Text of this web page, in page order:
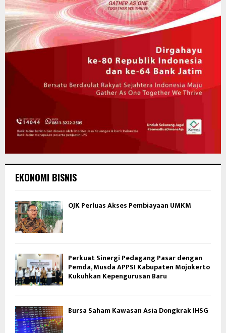
EKONOMI BISNIS
OJK Perluas Akses Pembiayaan UMKM
Perkuat Sinergi Pedagang Pasar dengan
Pemda, Musda APPSI Kabupaten Mojokerto
Kukuhkan Kepengurusan Baru
Bursa Saham Kawasan Asia Dongkrak IHSG